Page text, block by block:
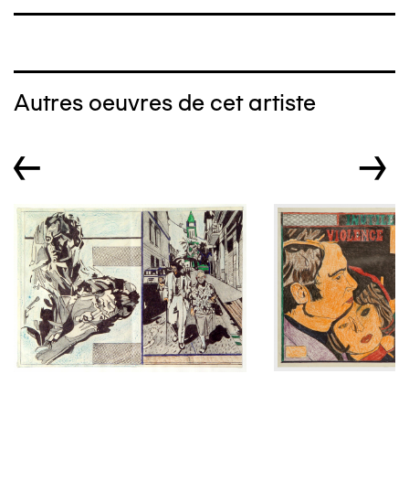
Autres oeuvres de cet artiste
← →